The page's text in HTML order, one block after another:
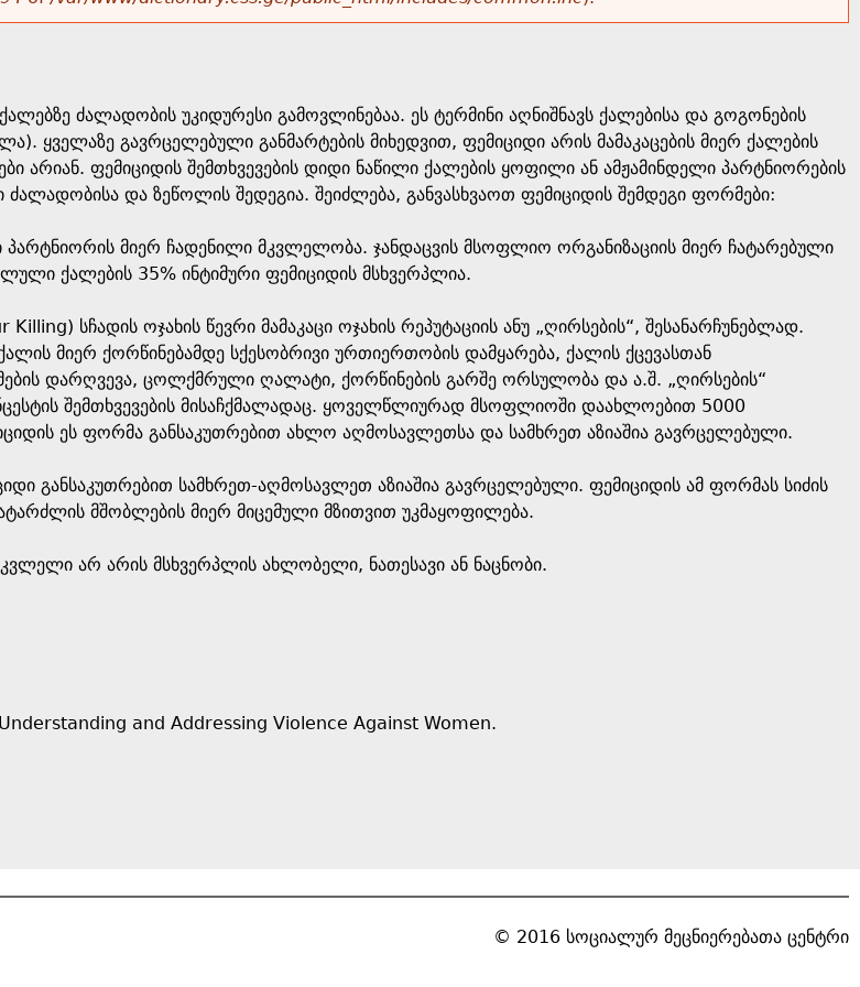
ძალადობის უკიდურესი გამოვლინებაა. ეს ტერმინი აღნიშნავს ქალებისა და გოგონების
ყველაზე გავრცელებული განმარტების მიხედვით, ფემიციდი არის მამაკაცების მიერ ქალების
არიან. ფემიციდის შემთხვევების დიდი ნაწილი ქალების ყოფილი ან ამჟამინდელი პარტნიორების
და ზეწოლის შედეგია. შეიძლება, განვასხვაოთ ფემიციდის შემდეგი ფორმები:
პარტნიორის მიერ ჩადენილი მკვლელობა. ჯანდაცვის მსოფლიო ორგანიზაციის მიერ ჩატარებული
ქალების 35% ინტიმური ფემიციდის მსხვერპლია.
სჩადის ოჯახის წევრი მამაკაცი ოჯახის რეპუტაციის ანუ „ღირსების“, შესანარჩუნებლად.
მიერ ქორწინებამდე სქესობრივი ურთიერთობის დამყარება, ქალის ქცევასთან
დარღვევა, ცოლქმრული ღალატი, ქორწინების გარშე ორსულობა და ა.შ. „ღირსების“
შემთხვევების მისაჩქმალადაც. ყოველწლიურად მსოფლიოში დაახლოებით 5000
ეს ფორმა განსაკუთრებით ახლო აღმოსავლეთსა და სამხრეთ აზიაშია გავრცელებული.
განსაკუთრებით სამხრეთ-აღმოსავლეთ აზიაშია გავრცელებული. ფემიციდის ამ ფორმას სიძის
მშობლების მიერ მიცემული მზითვით უკმაყოფილება.
არ არის მსხვერპლის ახლობელი, ნათესავი ან ნაცნობი.
and Addressing Violence Against Women.
© 2016 სოციალურ მეცნიერებათა ცენტრი